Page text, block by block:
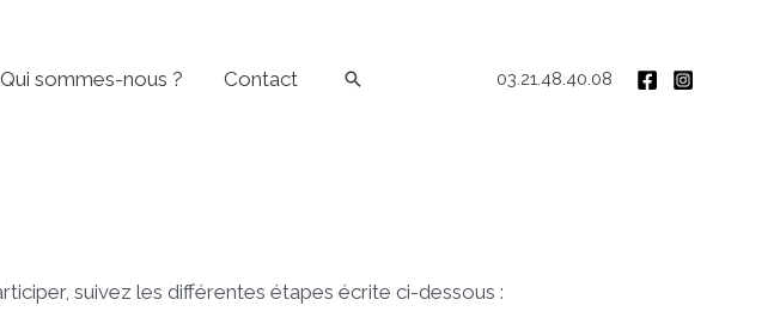
Qui sommes-nous ? Contact Rechercher 03.21.48.40.08
suivez les différentes étapes écrite ci-dessous :